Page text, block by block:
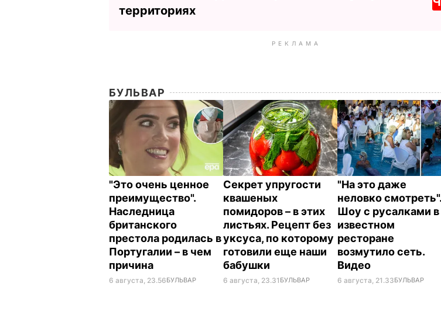
территориях
РЕКЛАМА
БУЛЬВАР
"Это очень ценное
преимущество".
Наследница
британского
престола родилась в
Португалии – в чем
причина
6 августа, 23.56БУЛЬВАР
Секрет упругости
квашеных
помидоров – в этих
листьях. Рецепт без
уксуса, по которому
готовили еще наши
бабушки
6 августа, 23.31 БУЛЬВАР
"На это даже
неловко смотреть".
Шоу с русалками в
известном
ресторане
возмутило сеть.
Видео
6 августа, 21.33БУЛЬВАР